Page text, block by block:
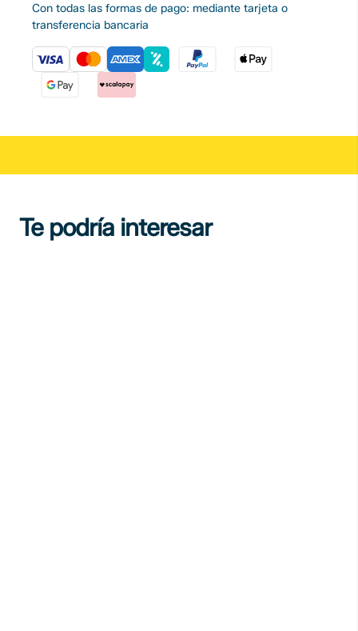
Con todas las formas de pago: mediante tarjeta o
transferencia bancaria
Te podría interesar